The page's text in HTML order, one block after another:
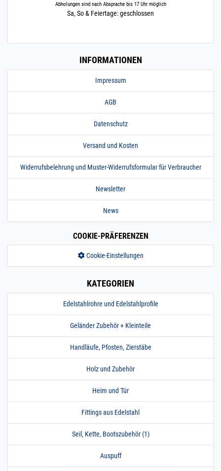
Abholungen sind nach Absprache bis 17 Uhr möglich
Sa, So & Feiertage: geschlossen
INFORMATIONEN
Impressum
AGB
Datenschutz
Versand und Kosten
Widerrufsbelehrung und Muster-Widerrufsformular für Verbraucher
Newsletter
News
COOKIE-PRÄFERENZEN
Cookie-Einstellungen
KATEGORIEN
Edelstahlrohre und Edelstahlprofile
Geländer Zubehör + Kleinteile
Handläufe, Pfosten, Zierstäbe
Holz und Zubehör
Heim und Tür
Fittings aus Edelstahl
Seil, Kette, Bootszubehör (1)
Auspuff